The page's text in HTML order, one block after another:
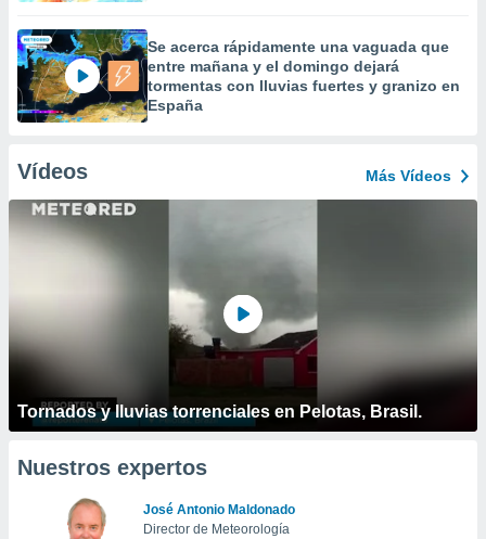
Se acerca rápidamente una vaguada que
entre mañana y el domingo dejará
tormentas con lluvias fuertes y granizo en
España
Vídeos Más Vídeos
Tornados y lluvias torrenciales en Pelotas, Brasil.
Nuestros expertos
José Antonio Maldonado
Director de Meteorología